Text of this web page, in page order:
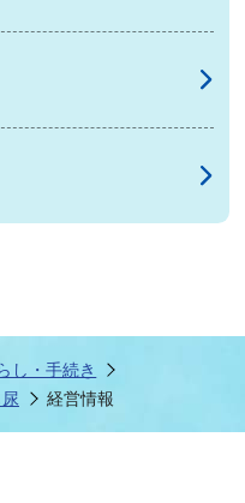
し・手続き
経営情報